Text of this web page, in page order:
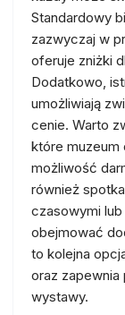
Standardowy
zazwyczaj w
oferuje zniżki
Dodatkowo,
umożliwiają
cenie. Warto
które muzeum
możliwość
również
czasowymi
obejmować
to kolejna
oraz
wystawy.